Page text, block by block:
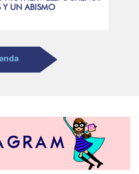
Y UN ABISMO